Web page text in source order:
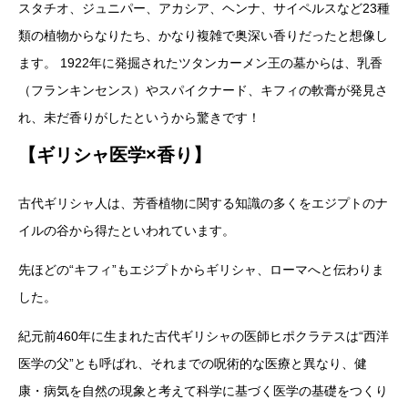
スタチオ、ジュニパー、アカシア、ヘンナ、サイペルスなど23種
類の植物からなりたち、かなり複雑で奥深い香りだったと想像し
ます。 1922年に発掘されたツタンカーメン王の墓からは、乳香
（フランキンセンス）やスパイクナード、キフィの軟膏が発見さ
れ、未だ香りがしたというから驚きです！
【ギリシャ医学×香り】
古代ギリシャ人は、芳香植物に関する知識の多くをエジプトのナ
イルの谷から得たといわれています。
先ほどの“キフィ”もエジプトからギリシャ、ローマへと伝わりま
した。
紀元前460年に生まれた古代ギリシャの医師ヒポクラテスは“西洋
医学の父”とも呼ばれ、それまでの呪術的な医療と異なり、健
康・病気を自然の現象と考えて科学に基づく医学の基礎をつくり